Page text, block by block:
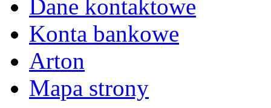
Dane kontaktowe
Konta bankowe
Arton
Mapa strony